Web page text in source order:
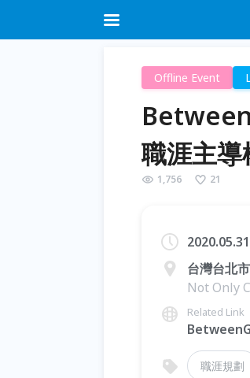
Offline Event
職涯主導
1,756 21
台灣台北
Not Only
Related Link
職涯規劃